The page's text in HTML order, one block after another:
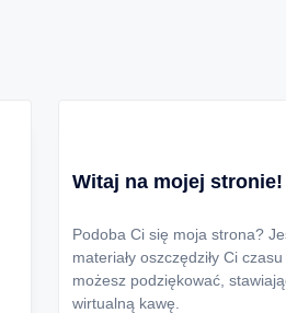
Witaj na mojej stronie!
Podoba Ci się moja strona?
materiały oszczędziły Ci
możesz podziękować,
wirtualną kawę.